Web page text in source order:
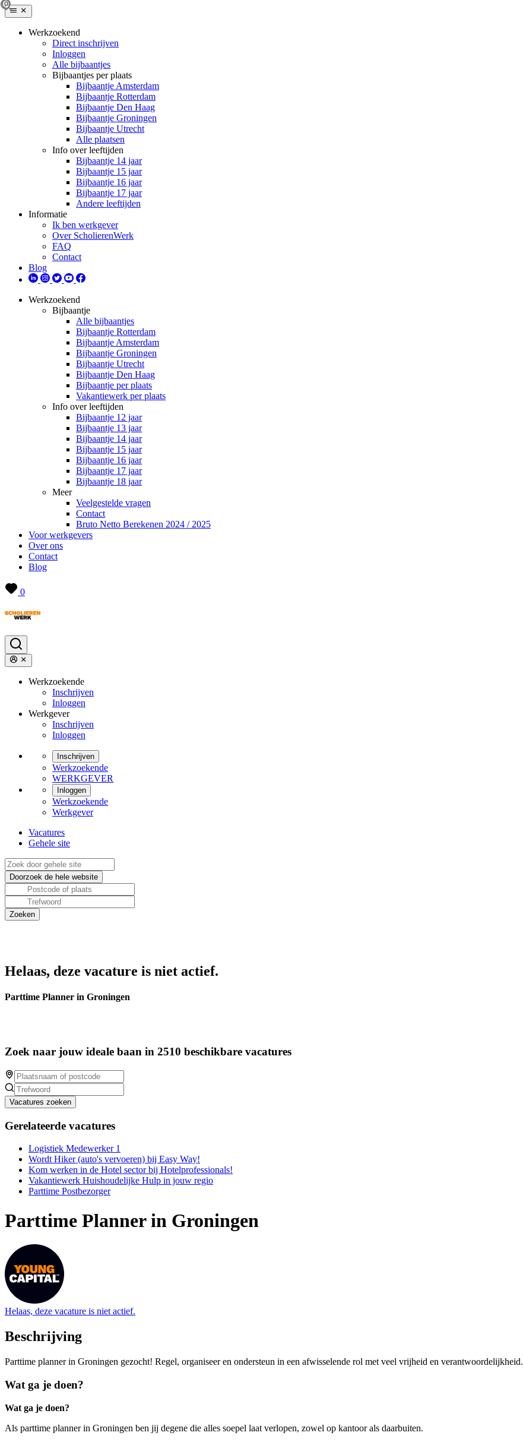
Werkzoekend
Direct inschrijven
Inloggen
Alle bijbaantjes
Bijbaantjes per plaats
Bijbaantje Amsterdam
Bijbaantje Rotterdam
Bijbaantje Den Haag
Bijbaantje Groningen
Bijbaantje Utrecht
Alle plaatsen
Info over leeftijden
Bijbaantje 14 jaar
Bijbaantje 15 jaar
Bijbaantje 16 jaar
Bijbaantje 17 jaar
Andere leeftijden
Informatie
Ik ben werkgever
Over ScholierenWerk
FAQ
Contact
Blog
Werkzoekend
Bijbaantje
Alle bijbaantjes
Bijbaantje Rotterdam
Bijbaantje Amsterdam
Bijbaantje Groningen
Bijbaantje Utrecht
Bijbaantje Den Haag
Bijbaantje per plaats
Vakantiewerk per plaats
Info over leeftijden
Bijbaantje 12 jaar
Bijbaantje 13 jaar
Bijbaantje 14 jaar
Bijbaantje 15 jaar
Bijbaantje 16 jaar
Bijbaantje 17 jaar
Bijbaantje 18 jaar
Meer
Veelgestelde vragen
Contact
Bruto Netto Berekenen 2024 / 2025
Voor werkgevers
Over ons
Contact
Blog
0
Werkzoekende
Inschrijven
Inloggen
Werkgever
Inschrijven
Inloggen
Inschrijven
Werkzoekende
WERKGEVER
Inloggen
Werkzoekende
Werkgever
Vacatures
Gehele site
Helaas, deze vacature is niet actief.
Parttime Planner in Groningen
Zoek naar jouw ideale baan in 2510 beschikbare vacatures
Vacatures zoeken
Gerelateerde vacatures
Logistiek Medewerker 1
Wordt Hiker (auto's vervoeren) bij Easy Way!
Kom werken in de Hotel sector bij Hotelprofessionals!
Vakantiewerk Huishoudelijke Hulp in jouw regio
Parttime Postbezorger
Parttime Planner in Groningen
Helaas, deze vacature is niet actief.
Beschrijving
Parttime planner in Groningen gezocht! Regel, organiseer en ondersteun in een afwisselende rol met veel vrijheid en verantwoordelijkheid.
Wat ga je doen?
Wat ga je doen?
Als parttime planner in Groningen ben jij degene die alles soepel laat verlopen, zowel op kantoor als daarbuiten.